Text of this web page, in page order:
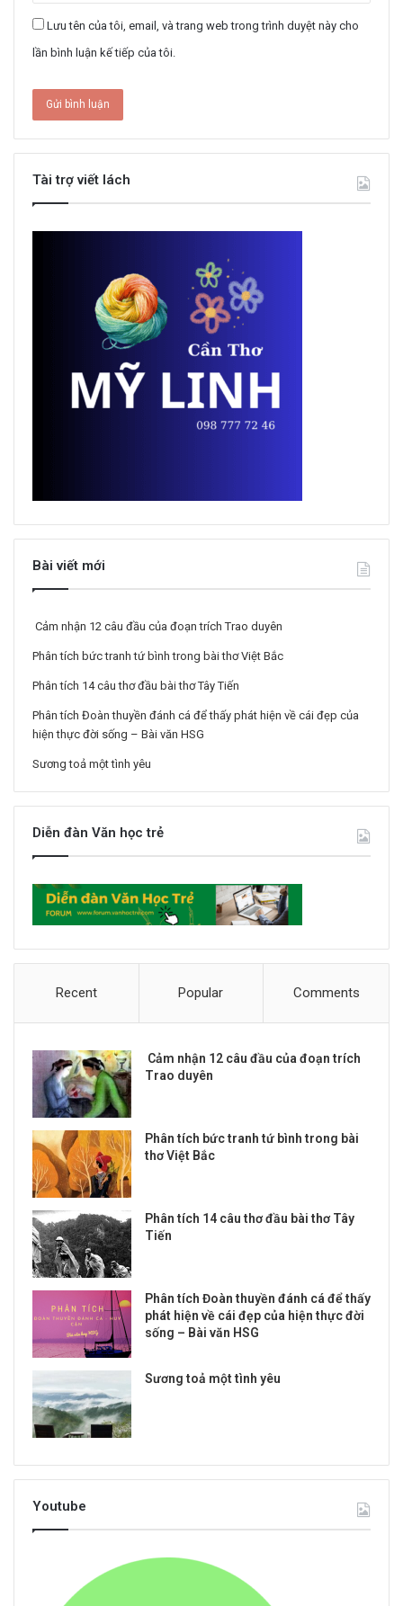
Lưu tên của tôi, email, và trang web trong trình duyệt này cho
lần bình luận kế tiếp của tôi.
Tài trợ viết lách
Bài viết mới
Cảm nhận 12 câu đầu của đoạn trích Trao duyên
Phân tích bức tranh tứ bình trong bài thơ Việt Bắc
Phân tích 14 câu thơ đầu bài thơ Tây Tiến
Phân tích Đoàn thuyền đánh cá để thấy phát hiện về cái đẹp của
hiện thực đời sống – Bài văn HSG
Sương toả một tình yêu
Diễn đàn Văn học trẻ
Recent Popular Comments
Cảm nhận 12 câu đầu của đoạn trích
Trao duyên
Phân tích bức tranh tứ bình trong bài
thơ Việt Bắc
Phân tích 14 câu thơ đầu bài thơ Tây
Tiến
Phân tích Đoàn thuyền đánh cá để thấy
phát hiện về cái đẹp của hiện thực đời
sống – Bài văn HSG
Sương toả một tình yêu
Youtube